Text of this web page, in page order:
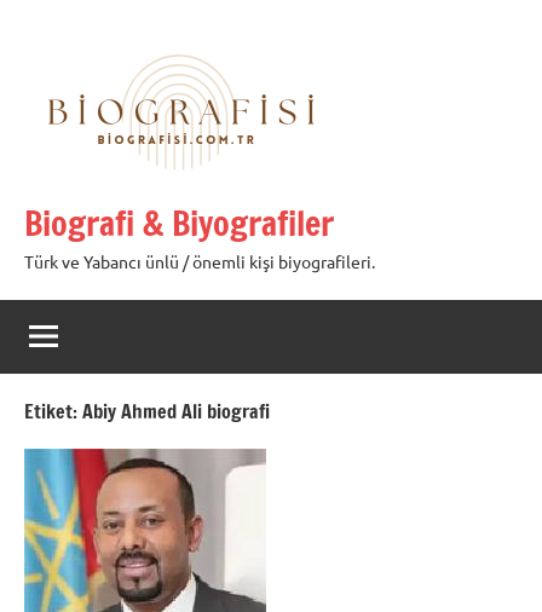
Biografi & Biyografiler
Türk ve Yabancı ünlü / önemli kişi biyografileri.
Etiket:Abiy Ahmed Ali biografi